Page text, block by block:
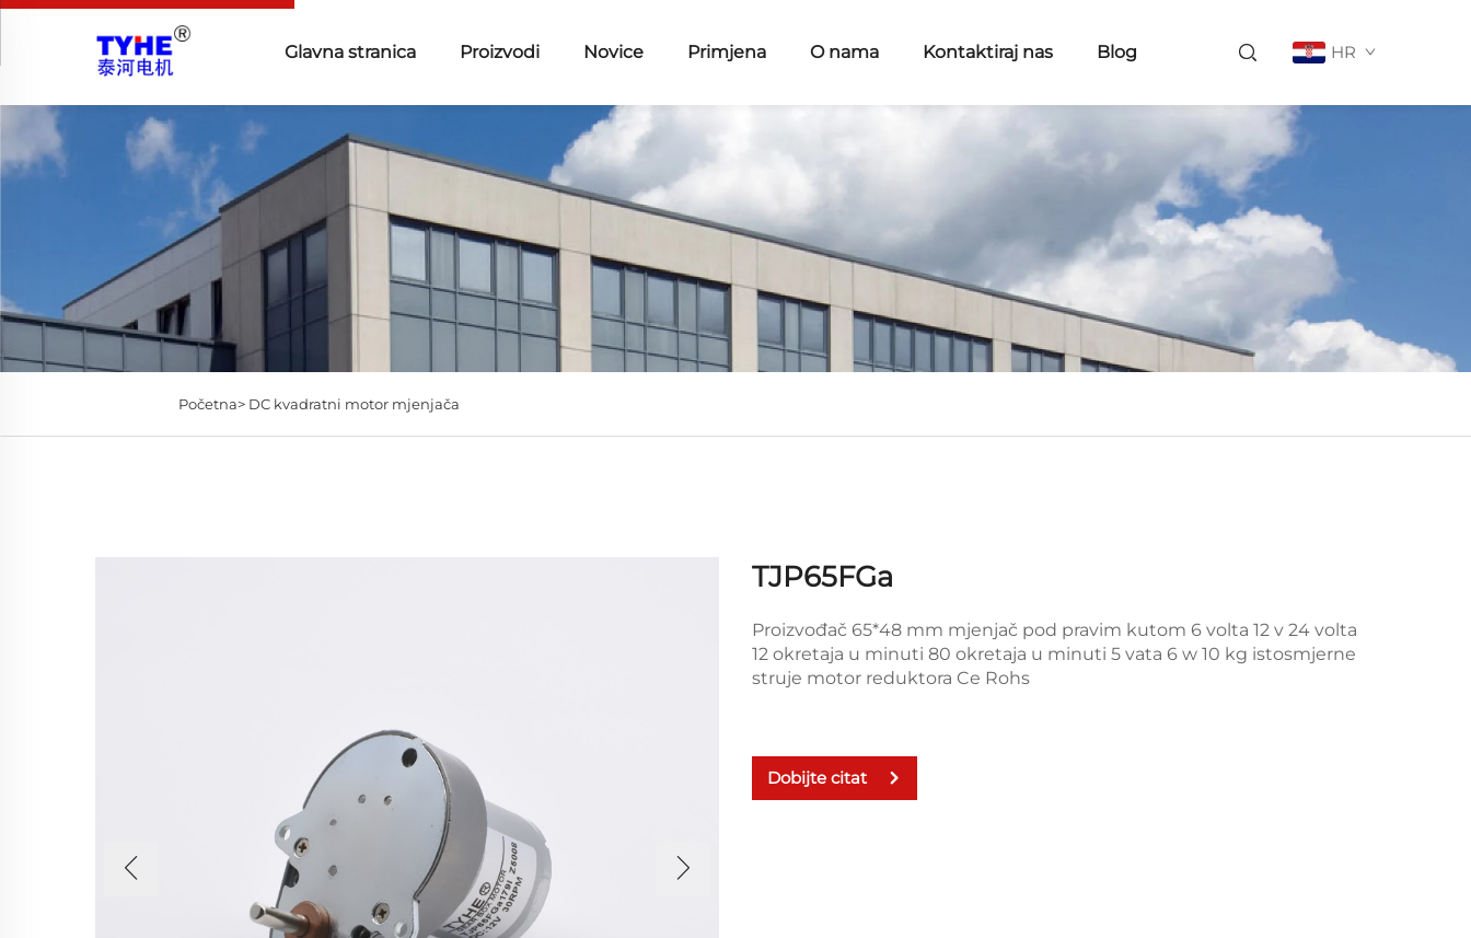
Glavna stranica Proizvodi Novice Primjena O nama Kontaktiraj nas Blog HR
Početna> DC kvadratni motor mjenjača
TJP65FGa
Proizvođač 65*48 mm mjenjač pod pravim kutom 6 volta 12 v 24 volta
12 okretaja u minuti 80 okretaja u minuti 5 vata 6 w 10 kg istosmjerne
struje motor reduktora Ce Rohs
Dobijte citat